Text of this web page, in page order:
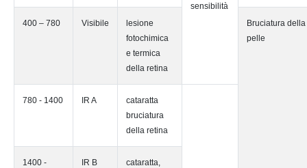
sensibilità
400 – 780
Visibile
lesione
fotochimica
e termica
della retina
Bruciatura della
pelle
780 - 1400 IR A
cataratta
bruciatura
della retina
1400 -
IR B
cataratta,